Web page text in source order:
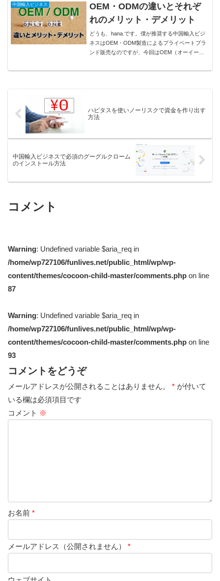
中国輸入ビジネス
OEM・ODMの違いとそれぞ
れのメリット・デメリット
どうも、hana.です。僕が推奨する中国輸入ビジ
ネスはOEM・ODM製造によるプライベートブラ
ンド販売なのですが、今回はOEM（オーイーエ
れの特徴、メリット・デメリットについてを僕た
ハピタスを使いノーリスクで資金を作り出す
方法
中国輸入ビジネスで必須のグーグルクローム
のインストール方法
コメント
Warning: Undefined variable $aria_req in
/home/wp727106/funlives.net/public_html/wp/wp-
content/themes/cocoon-child-master/comments.php on line
87
Warning: Undefined variable $aria_req in
/home/wp727106/funlives.net/public_html/wp/wp-
content/themes/cocoon-child-master/comments.php on line
93
コメントをどうぞ
メールアドレスが公開されることはありません。 * が付いて
いる欄は必須項目です
コメント ※
お名前 *
メールアドレス（公開されません） *